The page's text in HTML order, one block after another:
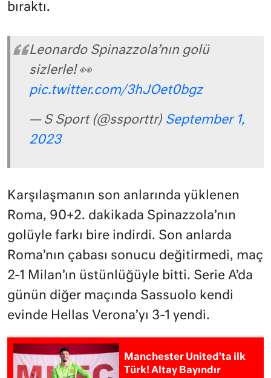
bıraktı.
Leonardo Spinazzola’nın golü
sizlerle! 👀
pic.twitter.com/3hJOet0bgz
— S Sport (@ssporttr) September 1,
2023
Karşılaşmanın son anlarında yüklenen
Roma, 90+2. dakikada Spinazzola’nın
golüyle farkı bire indirdi. Son anlarda
Roma’nın çabası sonucu değitirmedi, maç
2-1 Milan’ın üstünlüğüyle bitti. Serie A’da
günün diğer maçında Sassuolo kendi
evinde Hellas Verona’yı 3-1 yendi.
Manchester United’ta ilk
Türk! Altay Bayındır